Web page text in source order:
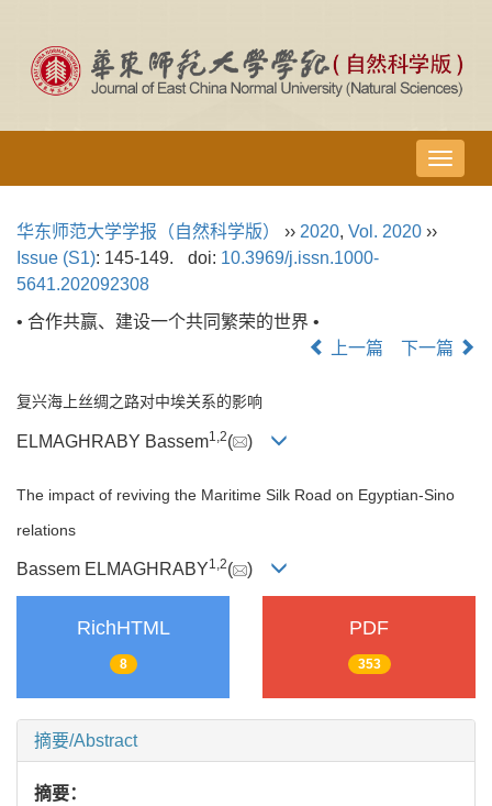
导
航
华东师范大学学报（自然科学版） ›› 2020, Vol. 2020 ››
Issue (S1): 145-149. doi: 10.3969/j.issn.1000-
5641.202092308
• 合作共赢、建设一个共同繁荣的世界 •
上一篇
下一篇
复兴海上丝绸之路对中埃关系的影响
ELMAGHRABY Bassem1, 2( )
The impact of reviving the Maritime Silk Road on Egyptian-Sino
relations
Bassem ELMAGHRABY1,2( )
RichHTML
8
PDF
353
摘要/Abstract
摘要：